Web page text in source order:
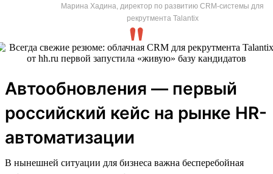
Марина Хадина, директор по развитию CRM-системы для
рекрутмента Talantix
Автообновления — первый
российский кейс на рынке HR-
автоматизации
В нынешней ситуации для бизнеса важна бесперебойная